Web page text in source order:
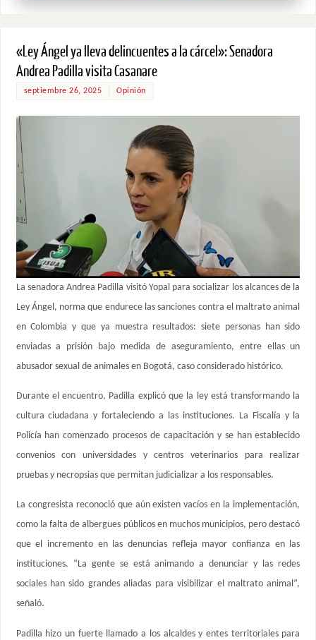
«Ley Ángel ya lleva delincuentes a la cárcel»: Senadora
Andrea Padilla visita Casanare
septiembre 26, 2025 Opinión
La senadora Andrea Padilla visitó Yopal para socializar los alcances de la
Ley Ángel, norma que endurece las sanciones contra el maltrato animal
en Colombia y que ya muestra resultados: siete personas han sido
enviadas a prisión bajo medida de aseguramiento, entre ellas un
abusador sexual de animales en Bogotá, caso considerado histórico.
Durante el encuentro, Padilla explicó que la ley está transformando la
cultura ciudadana y fortaleciendo a las instituciones. La Fiscalía y la
Policía han comenzado procesos de capacitación y se han establecido
convenios con universidades y centros veterinarios para realizar
pruebas y necropsias que permitan judicializar a los responsables.
La congresista reconoció que aún existen vacíos en la implementación,
como la falta de albergues públicos en muchos municipios, pero destacó
que el incremento en las denuncias refleja mayor confianza en las
instituciones. “La gente se está animando a denunciar y las redes
sociales han sido grandes aliadas para visibilizar el maltrato animal”,
señaló.
Padilla hizo un fuerte llamado a los alcaldes y entes territoriales para